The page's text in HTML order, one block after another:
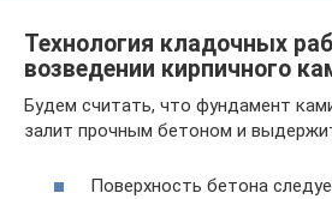
Технология кладочных
возведении кирпичного
Будем считать, что фундамент
залит прочным бетоном и
Поверхность бетона